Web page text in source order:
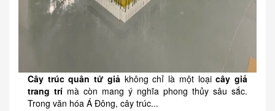
Cây trúc quân tử giảkhông chỉ là một loạicây giả
trang trí mà còn mang ý nghĩa phong thủy sâu sắc.
Trong văn hóa Á Đông, cây trúc...